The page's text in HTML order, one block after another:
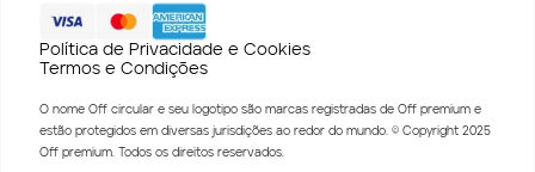
Política de Privacidade e Cookies
Termos e Condições
O nome Off circular e seu logotipo são marcas registradas de Off premium e
estão protegidos em diversas jurisdições ao redor do mundo. © Copyright 2025
Off premium. Todos os direitos reservados.